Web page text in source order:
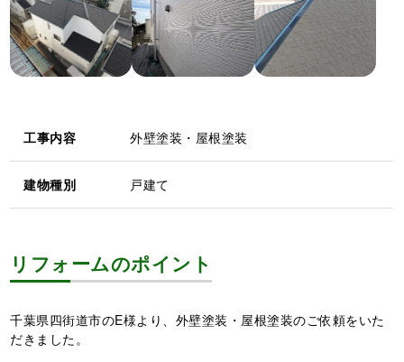
工事内容 外壁塗装・屋根塗装
建物種別 戸建て
リフォームのポイント
千葉県四街道市のE様より、外壁塗装・屋根塗装のご依頼をいた
だきました。